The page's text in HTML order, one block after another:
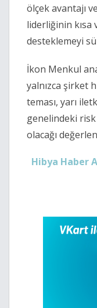
ölçek avantajı
liderliğinin kısa
desteklemeyi
İkon Menkul
yalnızca şirket
teması, yarı
genelindeki risk
olacağı
Hibya Haber